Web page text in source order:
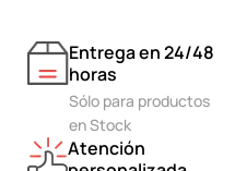
Entrega en 24/48
horas
Sólo para productos
en Stock
Atención